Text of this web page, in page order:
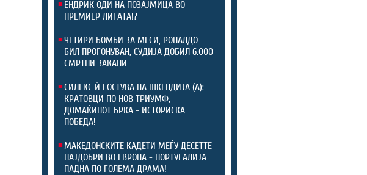
ЕНДРИК ОДИ НА ПОЗАЈМИЦА ВО
ПРЕМИЕР ЛИГАТА!?
ЧЕТИРИ БОМБИ ЗА МЕСИ, РОНАЛДО
БИЛ ПРОГОНУВАН, СУДИЈА ДОБИЛ 6.000
СМРТНИ ЗАКАНИ
СИЛЕКС Ѝ ГОСТУВА НА ШКЕНДИЈА (А):
КРАТОВЦИ ПО НОВ ТРИУМФ,
ДОМАЌИНОТ БРКА - ИСТОРИСКА
ПОБЕДА!
МАКЕДОНСКИТЕ КАДЕТИ МЕЃУ ДЕСЕТТЕ
НАЈДОБРИ ВО ЕВРОПА - ПОРТУГАЛИЈА
ПАДНА ПО ГОЛЕМА ДРАМА!